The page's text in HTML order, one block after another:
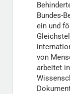
Bundes-
ein und
von
arbeitet